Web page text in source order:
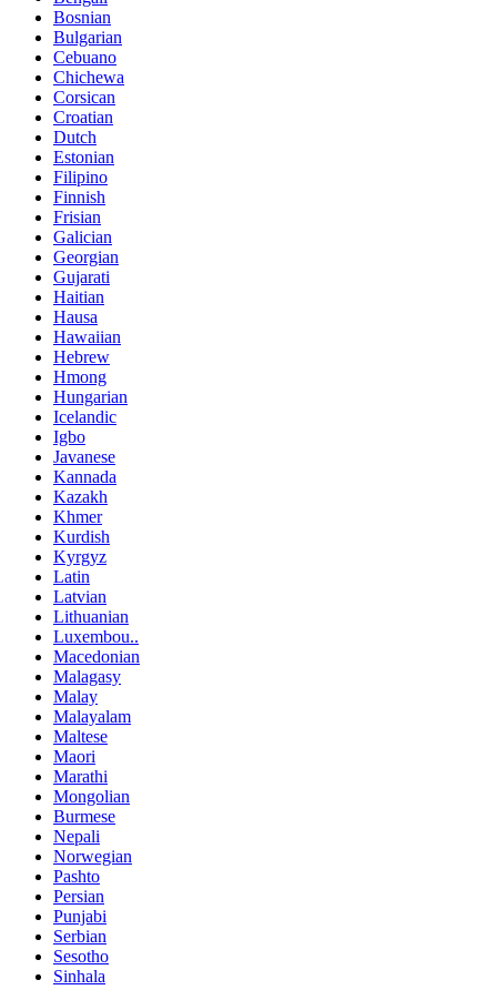
Bosnian
Bulgarian
Cebuano
Chichewa
Corsican
Croatian
Dutch
Estonian
Filipino
Finnish
Frisian
Galician
Georgian
Gujarati
Haitian
Hausa
Hawaiian
Hebrew
Hmong
Hungarian
Icelandic
Igbo
Javanese
Kannada
Kazakh
Khmer
Kurdish
Kyrgyz
Latin
Latvian
Lithuanian
Luxembou..
Macedonian
Malagasy
Malay
Malayalam
Maltese
Maori
Marathi
Mongolian
Burmese
Nepali
Norwegian
Pashto
Persian
Punjabi
Serbian
Sesotho
Sinhala